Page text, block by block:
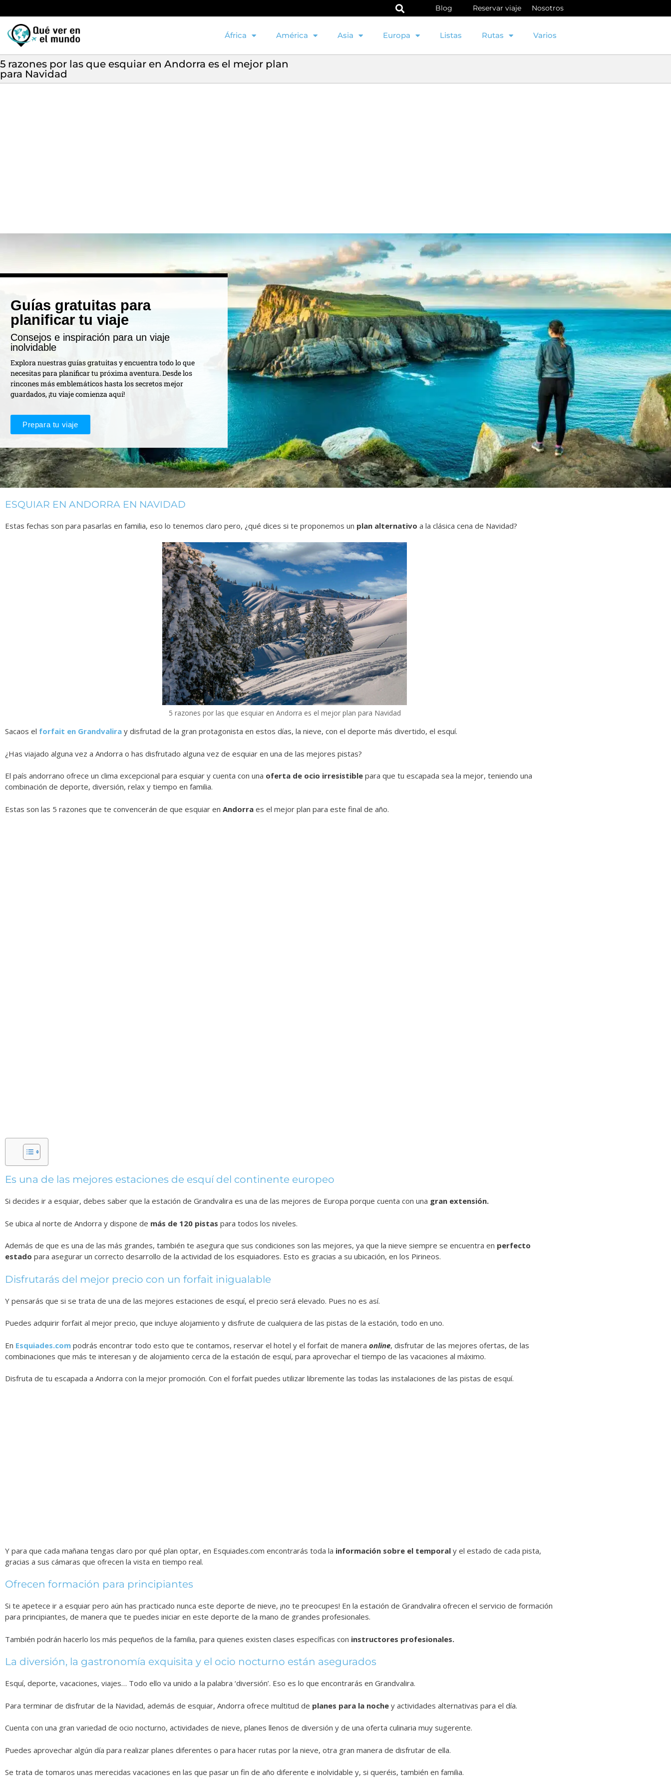
Blog Reservar viaje Nosotros
África América Asia Europa Listas Rutas Varios
5 razones por las que esquiar en Andorra es el mejor plan
para Navidad
Guías gratuitas para
planificar tu viaje
Consejos e inspiración para un viaje
inolvidable
Explora nuestras guías gratuitas y encuentra todo lo que
necesitas para planificar tu próxima aventura. Desde los
rincones más emblemáticos hasta los secretos mejor
guardados, ¡tu viaje comienza aquí!
Prepara tu viaje
ESQUIAR EN ANDORRA EN NAVIDAD
Estas fechas son para pasarlas en familia, eso lo tenemos claro pero, ¿qué dices si te proponemos un plan alternativo a la clásica cena de Navidad?
5 razones por las que esquiar en Andorra es el mejor plan para Navidad
Sacaos el forfait en Grandvalira y disfrutad de la gran protagonista en estos días, la nieve, con el deporte más divertido, el esquí.
¿Has viajado alguna vez a Andorra o has disfrutado alguna vez de esquiar en una de las mejores pistas?
El país andorrano ofrece un clima excepcional para esquiar y cuenta con una oferta de ocio irresistible para que tu escapada sea la mejor, teniendo una
combinación de deporte, diversión, relax y tiempo en familia.
Estas son las 5 razones que te convencerán de que esquiar en Andorra es el mejor plan para este final de año.
Es una de las mejores estaciones de esquí del continente europeo
Si decides ir a esquiar, debes saber que la estación de Grandvalira es una de las mejores de Europa porque cuenta con una gran extensión.
Se ubica al norte de Andorra y dispone de más de 120 pistas para todos los niveles.
Además de que es una de las más grandes, también te asegura que sus condiciones son las mejores, ya que la nieve siempre se encuentra en perfecto
estado para asegurar un correcto desarrollo de la actividad de los esquiadores. Esto es gracias a su ubicación, en los Pirineos.
Disfrutarás del mejor precio con un forfait inigualable
Y pensarás que si se trata de una de las mejores estaciones de esquí, el precio será elevado. Pues no es así.
Puedes adquirir forfait al mejor precio, que incluye alojamiento y disfrute de cualquiera de las pistas de la estación, todo en uno.
En Esquiades.com podrás encontrar todo esto que te contamos, reservar el hotel y el forfait de manera online, disfrutar de las mejores ofertas, de las
combinaciones que más te interesan y de alojamiento cerca de la estación de esquí, para aprovechar el tiempo de las vacaciones al máximo.
Disfruta de tu escapada a Andorra con la mejor promoción. Con el forfait puedes utilizar libremente las todas las instalaciones de las pistas de esquí.
Y para que cada mañana tengas claro por qué plan optar, en Esquiades.com encontrarás toda la información sobre el temporal y el estado de cada pista,
gracias a sus cámaras que ofrecen la vista en tiempo real.
Ofrecen formación para principiantes
Si te apetece ir a esquiar pero aún has practicado nunca este deporte de nieve, ¡no te preocupes! En la estación de Grandvalira ofrecen el servicio de formación
para principiantes, de manera que te puedes iniciar en este deporte de la mano de grandes profesionales.
También podrán hacerlo los más pequeños de la familia, para quienes existen clases específicas con instructores profesionales.
La diversión, la gastronomía exquisita y el ocio nocturno están asegurados
Esquí, deporte, vacaciones, viajes… Todo ello va unido a la palabra ‘diversión’. Eso es lo que encontrarás en Grandvalira.
Para terminar de disfrutar de la Navidad, además de esquiar, Andorra ofrece multitud de planes para la noche y actividades alternativas para el día.
Cuenta con una gran variedad de ocio nocturno, actividades de nieve, planes llenos de diversión y de una oferta culinaria muy sugerente.
Puedes aprovechar algún día para realizar planes diferentes o para hacer rutas por la nieve, otra gran manera de disfrutar de ella.
Se trata de tomaros unas merecidas vacaciones en las que pasar un fin de año diferente e inolvidable y, si queréis, también en familia.